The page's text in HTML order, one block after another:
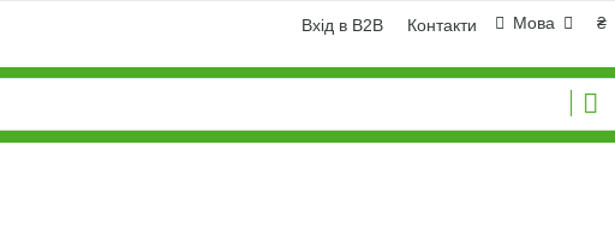
₴
Мова
Вхід в B2B Контакти